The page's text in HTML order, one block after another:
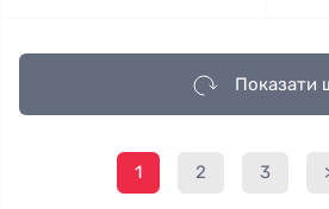
Показати
1 2 3